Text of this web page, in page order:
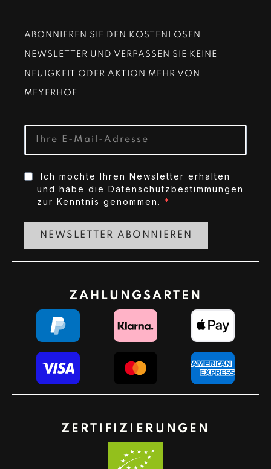
ABONNIEREN SIE DEN KOSTENLOSEN
NEWSLETTER UND VERPASSEN SIE KEINE
NEUIGKEIT ODER AKTION MEHR VON
MEYERHOF
Ich möchte Ihren Newsletter erhalten
und habe die Datenschutzbestimmungen
zur Kenntnis genommen.
NEWSLETTER ABONNIEREN
ZAHLUNGSARTEN
ZERTIFIZIERUNGEN